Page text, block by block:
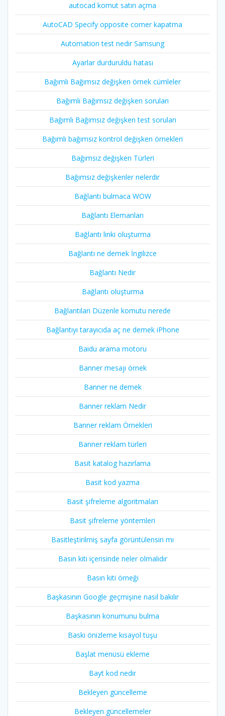
autocad komut satırı açma
AutoCAD Specify opposite corner kapatma
Automation test nedir Samsung
Ayarlar durduruldu hatası
Bağımlı Bağımsız değişken örnek cümleler
Bağımlı Bağımsız değişken soruları
Bağımlı Bağımsız değişken test soruları
Bağımlı bağımsız kontrol değişken örnekleri
Bağımsız değişken Türleri
Bağımsız değişkenler nelerdir
Bağlantı bulmaca WOW
Bağlantı Elemanları
Bağlantı linki oluşturma
Bağlantı ne demek İngilizce
Bağlantı Nedir
Bağlantı oluşturma
Bağlantıları Düzenle komutu nerede
Bağlantıyı tarayıcıda aç ne demek iPhone
Baidu arama motoru
Banner mesajı örnek
Banner ne demek
Banner reklam Nedir
Banner reklam Örnekleri
Banner reklam türleri
Basit katalog hazırlama
Basit kod yazma
Basit şifreleme algoritmaları
Basit şifreleme yöntemleri
Basitleştirilmiş sayfa görüntülensin mı
Basın kiti içerisinde neler olmalıdır
Basın kiti örneği
Başkasının Google geçmişine nasıl bakılır
Başkasının konumunu bulma
Baskı önizleme kısayol tuşu
Başlat menüsü ekleme
Bayt kod nedir
Bekleyen güncelleme
Bekleyen güncellemeler